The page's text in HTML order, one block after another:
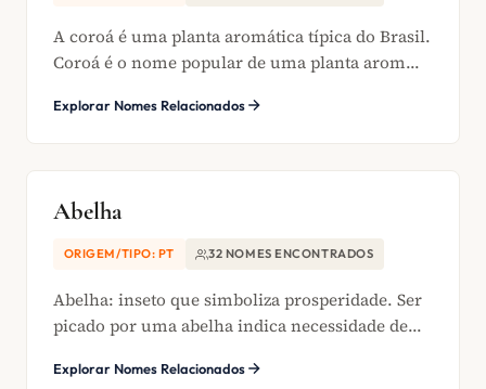
A coroá é uma planta aromática típica do Brasil.
Coroá é o nome popular de uma planta arom...
Explorar Nomes Relacionados
Abelha
ORIGEM/TIPO: PT 32 NOMES ENCONTRADOS
Abelha: inseto que simboliza prosperidade. Ser
picado por uma abelha indica necessidade de...
Explorar Nomes Relacionados